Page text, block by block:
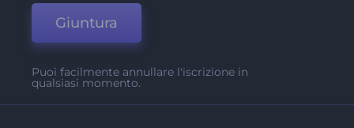
Giuntura
Puoi facilmente annullare l'iscrizione in
qualsiasi momento.